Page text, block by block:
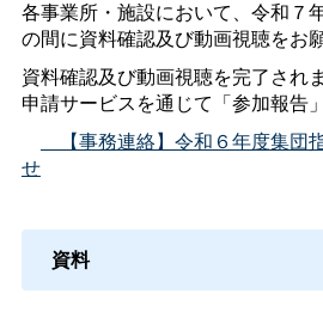
各事業所・施設において、令和７
の間に資料確認及び動画視聴をお
資料確認及び動画視聴を完了され
申請サービスを通じて「参加報告
【事務連絡】令和６年度集団
せ
資料